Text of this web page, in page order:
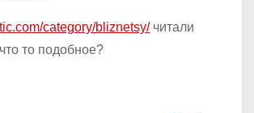
category/bliznetsy/читали
то подобное?